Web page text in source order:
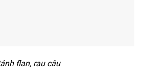
flan, rau câu